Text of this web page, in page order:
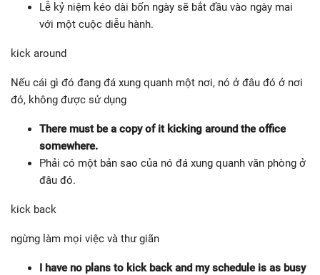
Lễ kỷ niệm kéo dài bốn ngày sẽ bắt đầu vào ngày mai
với một cuộc diễu hành.
kick around
Nếu cái gì đó đang đá xung quanh một nơi, nó ở đâu đó ở nơi
đó, không được sử dụng
There must be a copy of it kicking around the office
somewhere.
Phải có một bản sao của nó đá xung quanh văn phòng ở
đâu đó.
kick back
ngừng làm mọi việc và thư giãn
I have no plans to kick back and my schedule is as busy